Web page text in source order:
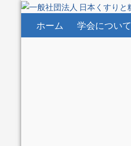
コンテンツへスキップ
ホーム 学会について